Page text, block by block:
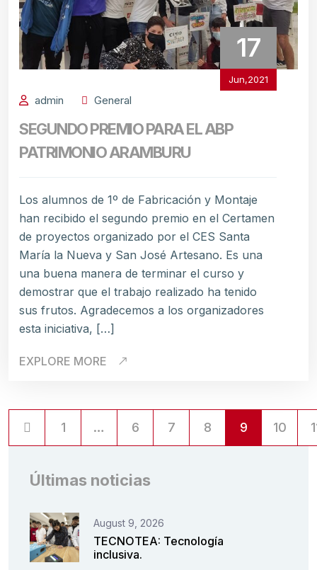
17
Jun,2021
admin General
SEGUNDO PREMIO PARA EL ABP
PATRIMONIO ARAMBURU
Los alumnos de 1º de Fabricación y Montaje
han recibido el segundo premio en el Certamen
de proyectos organizado por el CES Santa
María la Nueva y San José Artesano. Es una
una buena manera de terminar el curso y
demostrar que el trabajo realizado ha tenido
sus frutos. Agradecemos a los organizadores
esta iniciativa, […]
EXPLORE MORE
1 … 6 7 8 9 10
Últimas noticias
August 9, 2026
TECNOTEA: Tecnología
inclusiva.